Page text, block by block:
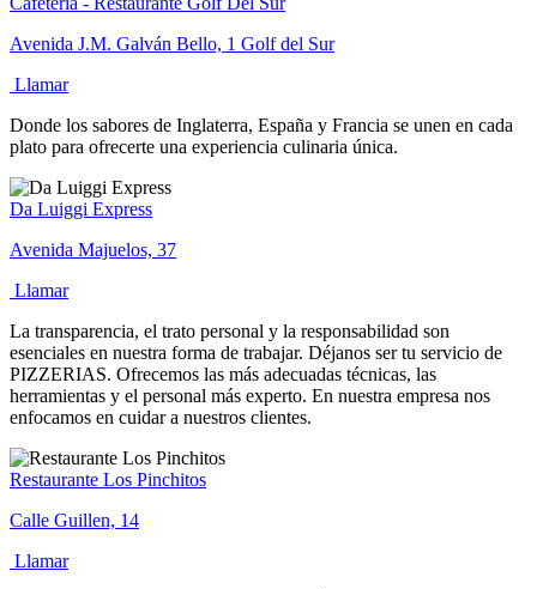
Avenida J.M. Galván Bello, 1 Golf del Sur
Llamar
Donde los sabores de Inglaterra, España y Francia se unen en cada
plato para ofrecerte una experiencia culinaria única.
Da Luiggi Express
Avenida Majuelos, 37
Llamar
La transparencia, el trato personal y la responsabilidad son
esenciales en nuestra forma de trabajar. Déjanos ser tu servicio de
PIZZERIAS. Ofrecemos las más adecuadas técnicas, las
herramientas y el personal más experto. En nuestra empresa nos
enfocamos en cuidar a nuestros clientes.
Restaurante Los Pinchitos
Calle Guillen, 14
Llamar